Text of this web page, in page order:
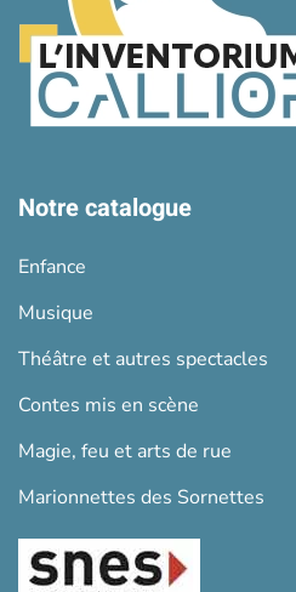
Notre catalogue
Enfance
Musique
Théâtre et autres spectacles
Contes mis en scène
Magie, feu et arts de rue
Marionnettes des Sornettes